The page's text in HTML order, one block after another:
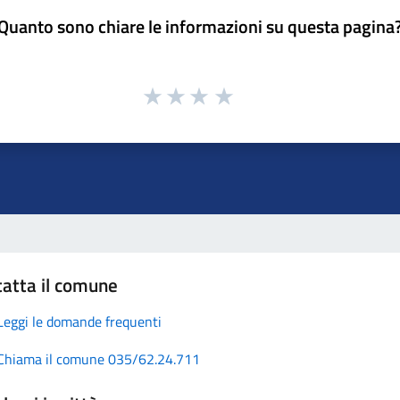
sono chiare le informazioni su questa
il comune
le domande frequenti
il comune 035/62.24.711